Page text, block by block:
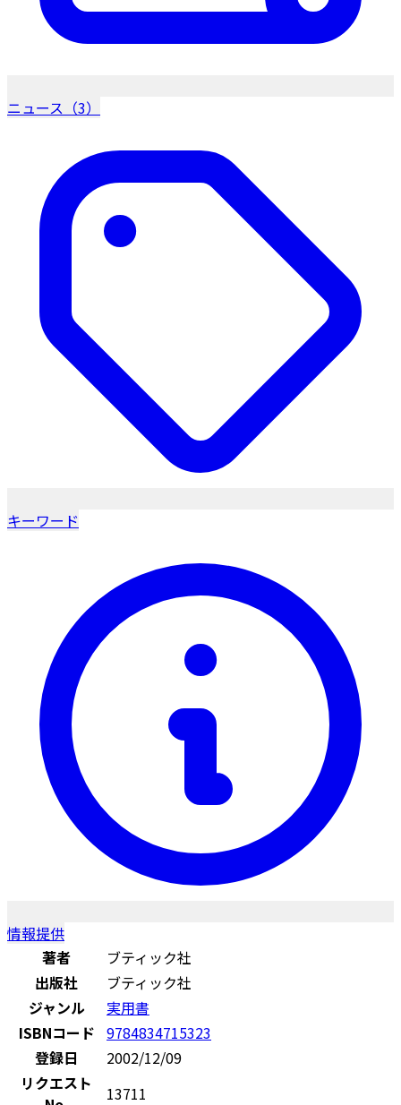
ニュース（3）
キーワード
情報提供
著者
ブティック社
出版社
ブティック社
ジャンル
実用書
ISBNコード 9784834715323
登録日
2002/12/09
リクエスト
13711